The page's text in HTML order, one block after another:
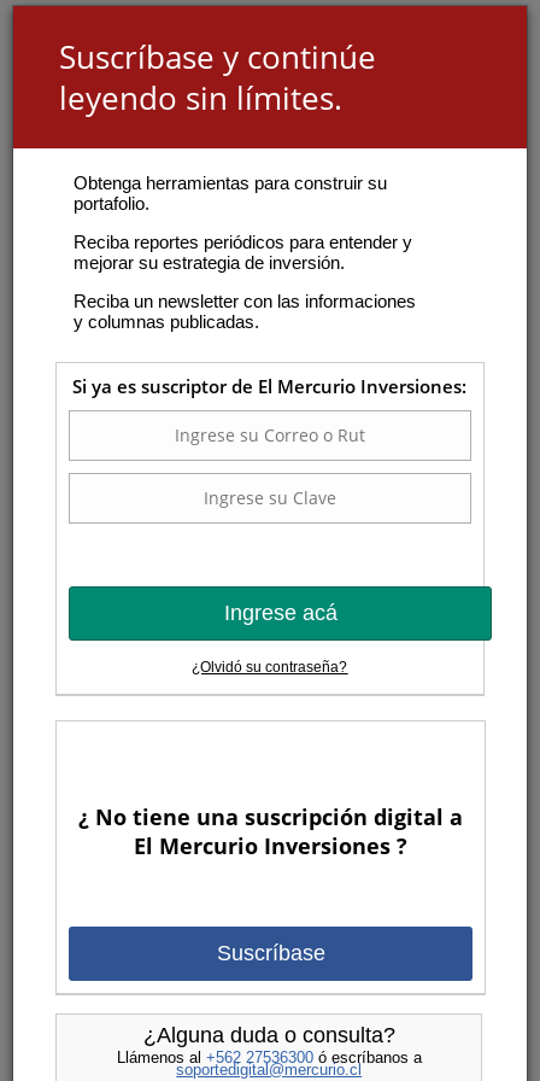
Suscríbase y continúe
leyendo sin límites.
Obtenga herramientas para construir su
portafolio.
Reciba reportes periódicos para entender y
mejorar su estrategia de inversión.
Reciba un newsletter con las informaciones
y columnas publicadas.
Si ya es suscriptor de El Mercurio Inversiones:
Ingrese acá
¿Olvidó su contraseña?
¿ No tiene una suscripción digital a
El Mercurio Inversiones ?
Suscríbase
¿Alguna duda o consulta?
Llámenos al +562 27536300ó escríbanos a
soportedigital@mercurio.cl